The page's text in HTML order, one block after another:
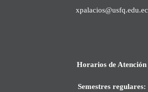
xpalacios@usfq.edu.ec
Horarios de Atención
Semestres regulares: